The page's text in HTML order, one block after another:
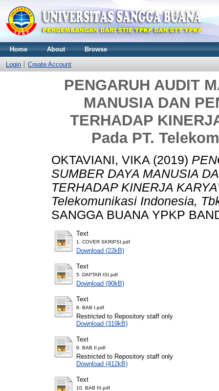
Home About Browse
Login Create Account
PENGARUH AUDIT
MANUSIA DAN
TERHADAP
Pada PT.
OKTAVIANI, VIKA (2019)
SUMBER DAYA MANUSIA
TERHADAP KINERJA
Telekomunikasi Indonesia,
SANGGA BUANA YPKP
Text
1. COVER SKRIPSI.pdf
Download (22kB)
Text
5. DAFTAR ISI.pdf
Download (90kB)
Text
8. BAB I.pdf
Restricted to Repository staff only
Download (319kB)
Text
9. BAB II.pdf
Restricted to Repository staff only
Download (412kB)
Text
10. BAB III.pdf